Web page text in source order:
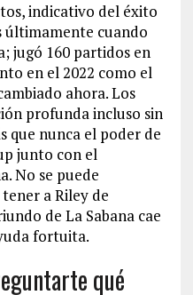
indicativo del éxito
últimamente cuando
jugó 160 partidos en
en el 2022 como el
ahora. Los
profunda incluso sin
que nunca el poder de
junto con el
No se puede
a Riley de
de La Sabana cae
fortuita.
qué